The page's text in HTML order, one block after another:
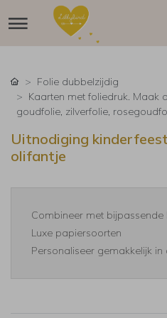
Folie dubbelzijdig
Kaarten met foliedruk. Maak
goudfolie, zilverfolie,
Uitnodiging
olifantje
Combineer met
Luxe papiersoorten
Personaliseer gemakkelijk in